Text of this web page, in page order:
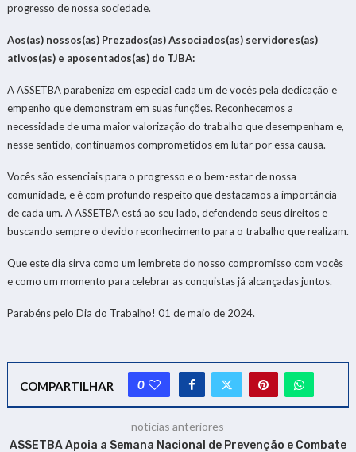
progresso de nossa sociedade.
Aos(as) nossos(as) Prezados(as) Associados(as) servidores(as)
ativos(as) e aposentados(as) do TJBA:
A ASSETBA parabeniza em especial cada um de vocês pela dedicação e
empenho que demonstram em suas funções. Reconhecemos a
necessidade de uma maior valorização do trabalho que desempenham e,
nesse sentido, continuamos comprometidos em lutar por essa causa.
Vocês são essenciais para o progresso e o bem-estar de nossa
comunidade, e é com profundo respeito que destacamos a importância
de cada um. A ASSETBA está ao seu lado, defendendo seus direitos e
buscando sempre o devido reconhecimento para o trabalho que realizam.
Que este dia sirva como um lembrete do nosso compromisso com vocês
e como um momento para celebrar as conquistas já alcançadas juntos.
Parabéns pelo Dia do Trabalho! 01 de maio de 2024.
COMPARTILHAR 0
notícias anteriores
ASSETBA Apoia a Semana Nacional de Prevenção e Combate